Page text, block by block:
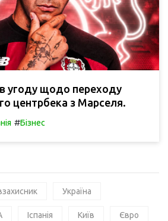
угоду щодо переходу
центрбека з Марселя.
#Бізнес
Україна
Іспанія Київ Євро